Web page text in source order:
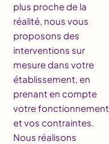
plus proche de la
réalité, nous vous
proposons des
interventions sur
mesure dans votre
établissement, en
prenant en compte
votre fonctionnement
et vos contraintes.
Nous réalisons